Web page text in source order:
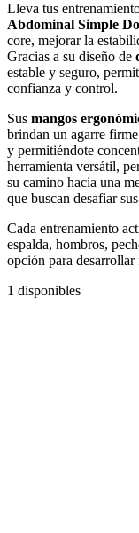
$6.990.$4.490.
Lleva tus
Abdominal Simple
core, mejorar la
Gracias a su diseño de
estable y seguro,
confianza y control.
Sus mangos
brindan un agarre
y permitiéndote
herramienta versátil,
su camino hacia una
que buscan desafiar
Cada entrenamiento
espalda, hombros,
opción para
1 disponibles